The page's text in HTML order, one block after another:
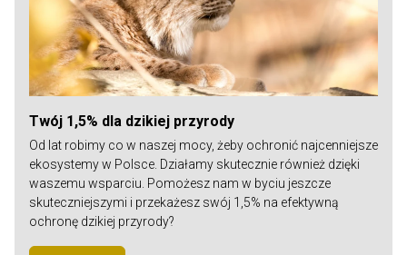
Twój 1,5% dla dzikiej przyrody
Od lat robimy co w naszej mocy, żeby ochronić najcenniejsze
ekosystemy w Polsce. Działamy skutecznie również dzięki
waszemu wsparciu. Pomożesz nam w byciu jeszcze
skuteczniejszymi i przekażesz swój 1,5% na efektywną
ochronę dzikiej przyrody?